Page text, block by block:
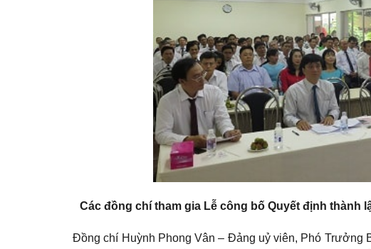
Các đồng chí tham gia Lễ công bố Quyết định thành
Đồng chí Huỳnh Phong Vân – Đảng uỷ viên, Phó Trưởng